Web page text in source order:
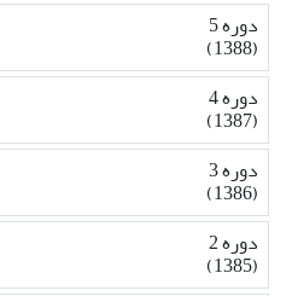
دوره 5
(1388)
دوره 4
(1387)
دوره 3
(1386)
دوره 2
(1385)